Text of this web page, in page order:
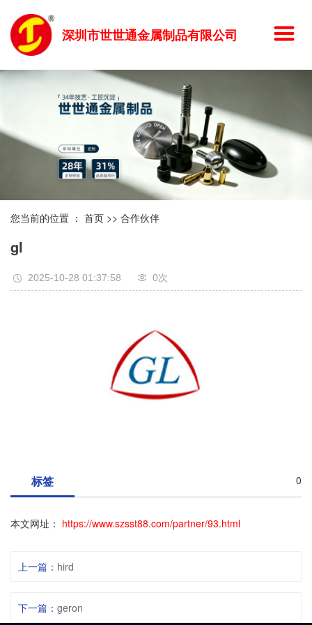
深圳市世世通金属制品有限公司
您当前的位置 ： 首页 >> 合作伙伴
gl
2025-10-28 01:37:58 0次
标签 0
本文网址： https://www.szsst88.com/partner/93.html
上一篇： hird
下一篇： geron